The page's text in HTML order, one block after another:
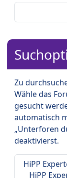
Zu
Wähle das
gesucht
automatisch
„Unterforen
deaktivierst.